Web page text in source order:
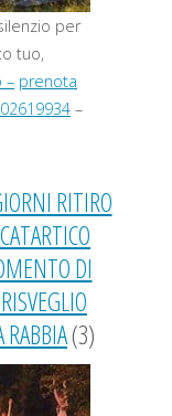
per
tuo,
– prenota
–
RITIRO
DI
RABBIA(3)